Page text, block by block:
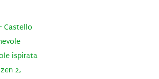
Castello
ispirata
2,